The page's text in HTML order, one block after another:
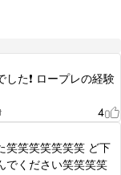
た❗️ ロープレの経験
4
笑笑笑笑笑笑笑 ど下
でください笑笑笑笑